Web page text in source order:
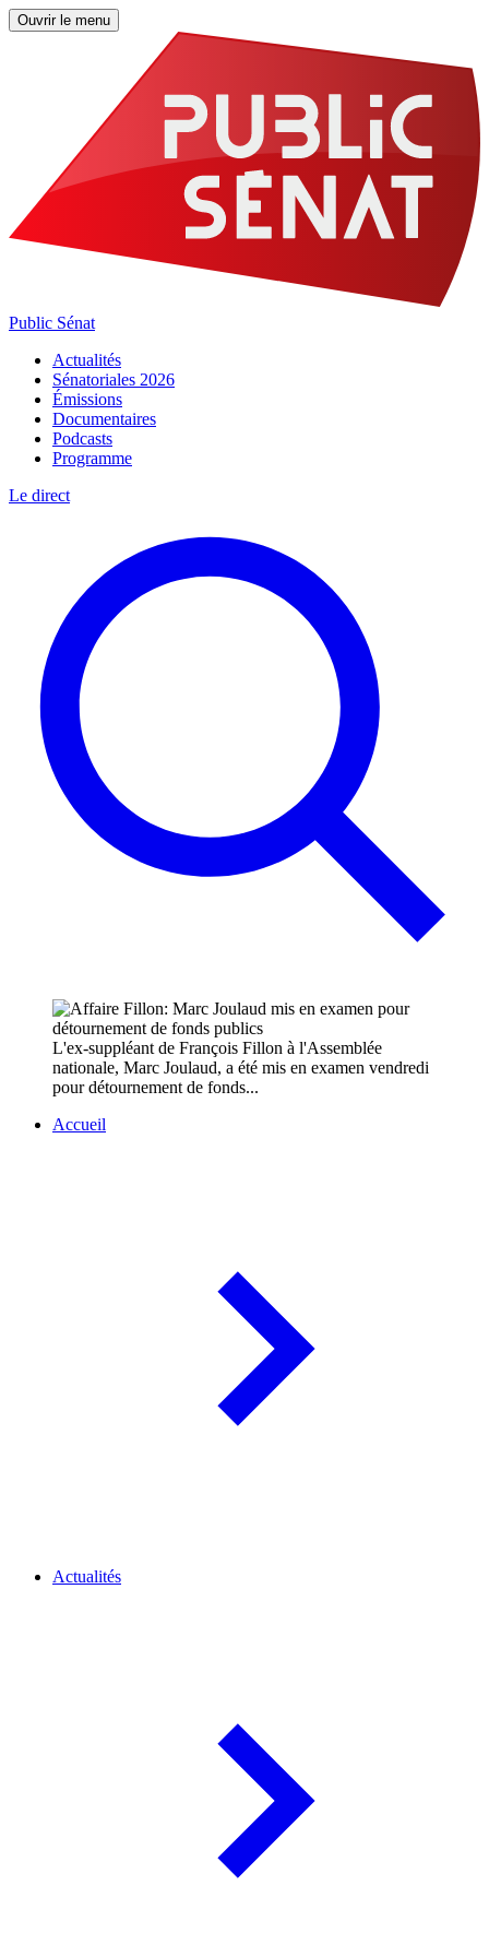
Ouvrir le menu
Public Sénat
Actualités
Sénatoriales 2026
Émissions
Documentaires
Podcasts
Programme
Le direct
L'ex-suppléant de François Fillon à l'Assemblée
nationale, Marc Joulaud, a été mis en examen vendredi
pour détournement de fonds...
Accueil
Actualités